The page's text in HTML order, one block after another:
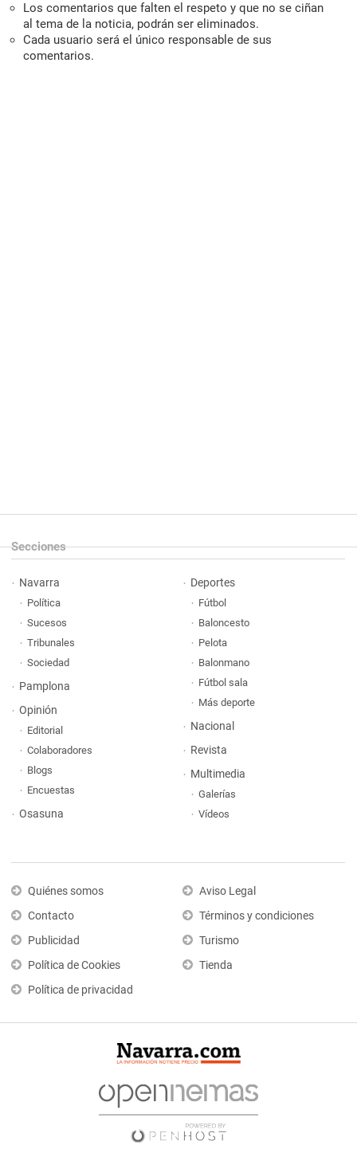
Los comentarios que falten el respeto y que no se ciñan
al tema de la noticia, podrán ser eliminados.
Cada usuario será el único responsable de sus
comentarios.
Secciones
Navarra
Política
Sucesos
Tribunales
Sociedad
Pamplona
Opinión
Editorial
Colaboradores
Blogs
Encuestas
Osasuna
Deportes
Fútbol
Baloncesto
Pelota
Balonmano
Fútbol sala
Más deporte
Nacional
Revista
Multimedia
Galerías
Vídeos
Quiénes somos
Contacto
Publicidad
Política de Cookies
Política de privacidad
Aviso Legal
Términos y condiciones
Turismo
Tienda